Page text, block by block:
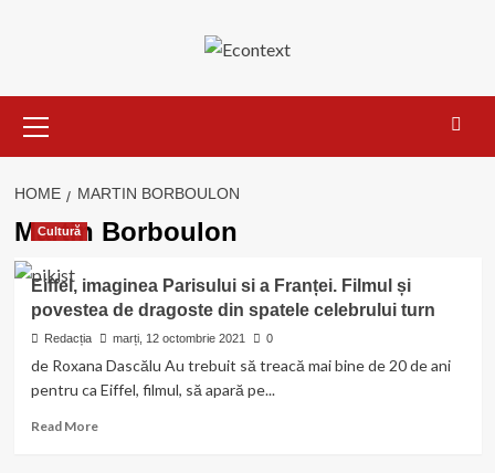
Menu
HOME MARTIN BORBOULON
Martin Borboulon
Cultură
Eiffel, imaginea Parisului si a Franței. Filmul și
povestea de dragoste din spatele celebrului turn
Redacția marți, 12 octombrie 2021 0
de Roxana Dascălu Au trebuit să treacă mai bine de 20 de ani
pentru ca Eiffel, filmul, să apară pe...
Read MoreRead